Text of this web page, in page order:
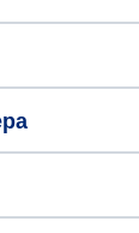
294-91-85